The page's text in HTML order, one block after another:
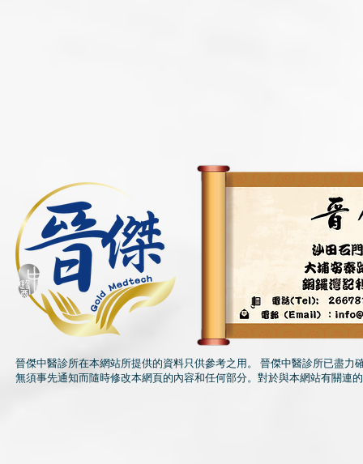
晉傑中醫診所在本網站所提供的資料只供參考之用。 晉傑中醫診所已盡
無須事先通知而隨時修改本網頁的內容和任何部分。對於與本網站有關連